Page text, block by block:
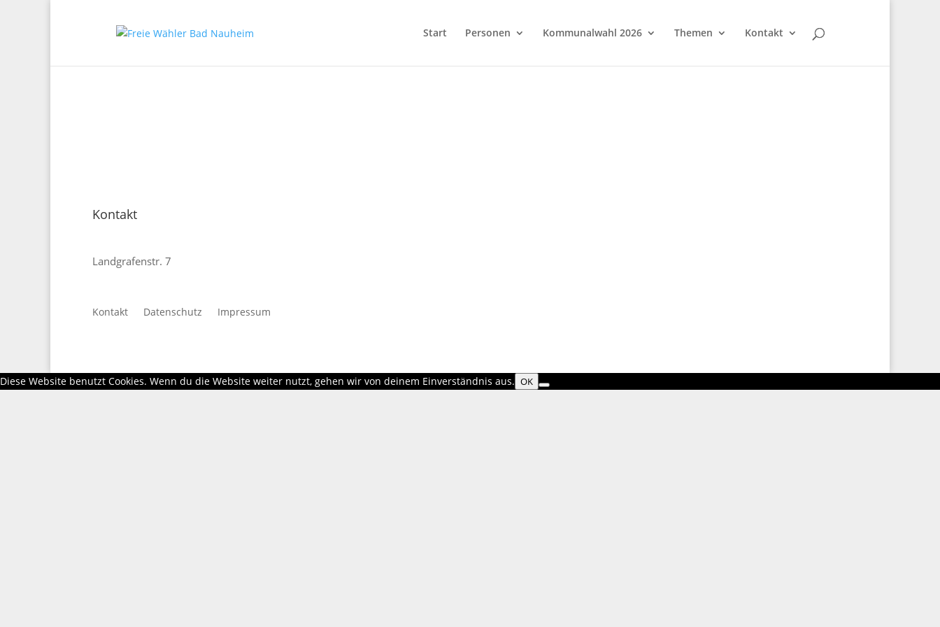
Start Personen Kommunalwahl 2026 Themen Kontakt
Kontakt
Landgrafenstr. 7
Kontakt Datenschutz Impressum
Diese Website benutzt Cookies. Wenn du die Website weiter nutzt, gehen wir von deinem Einverständnis aus. OK